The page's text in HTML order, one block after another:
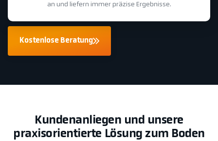
an und liefern immer präzise Ergebnisse.
Kostenlose Beratung
Kundenanliegen und unsere
praxisorientierte Lösung zum Boden